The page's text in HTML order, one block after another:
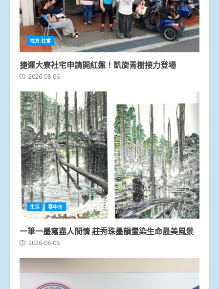
地方.社會
捷運大寮社宅申請開紅盤！凱旋青樹接力登場
2026-08-06
生活 臺中市
一筆一墨寫盡人間情 莊秀珠墨韻暈染生命最美風景
2026-08-06